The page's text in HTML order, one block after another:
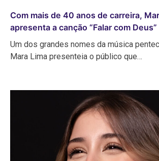
Com mais de 40 anos de carreira,
apresenta a canção “Falar com Deus”
Um dos grandes nomes da música
Mara Lima presenteia o público que…